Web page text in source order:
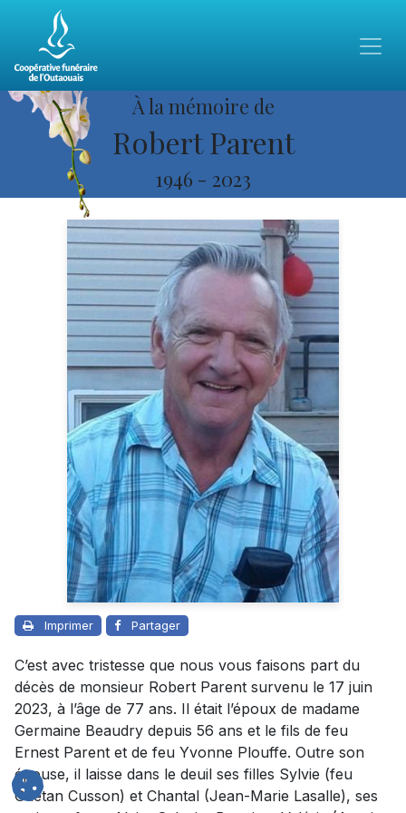
À la mémoire de
Robert Parent
1946 - 2023
Imprimer Partager
C’est avec tristesse que nous vous faisons part du
décès de monsieur Robert Parent survenu le 17 juin
2023, à l’âge de 77 ans. Il était l’époux de madame
Germaine Beaudry depuis 56 ans et le fils de feu
Ernest Parent et de feu Yvonne Plouffe. Outre son
épouse, il laisse dans le deuil ses filles Sylvie (feu
Gaétan Cusson) et Chantal (Jean-Marie Lasalle), ses